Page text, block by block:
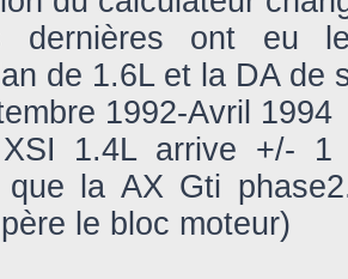
dernières ont eu
de 1.6L et la DA de
1992-Avril 1994
1.4L arrive +/- 1
que la AX Gti
le bloc moteur)